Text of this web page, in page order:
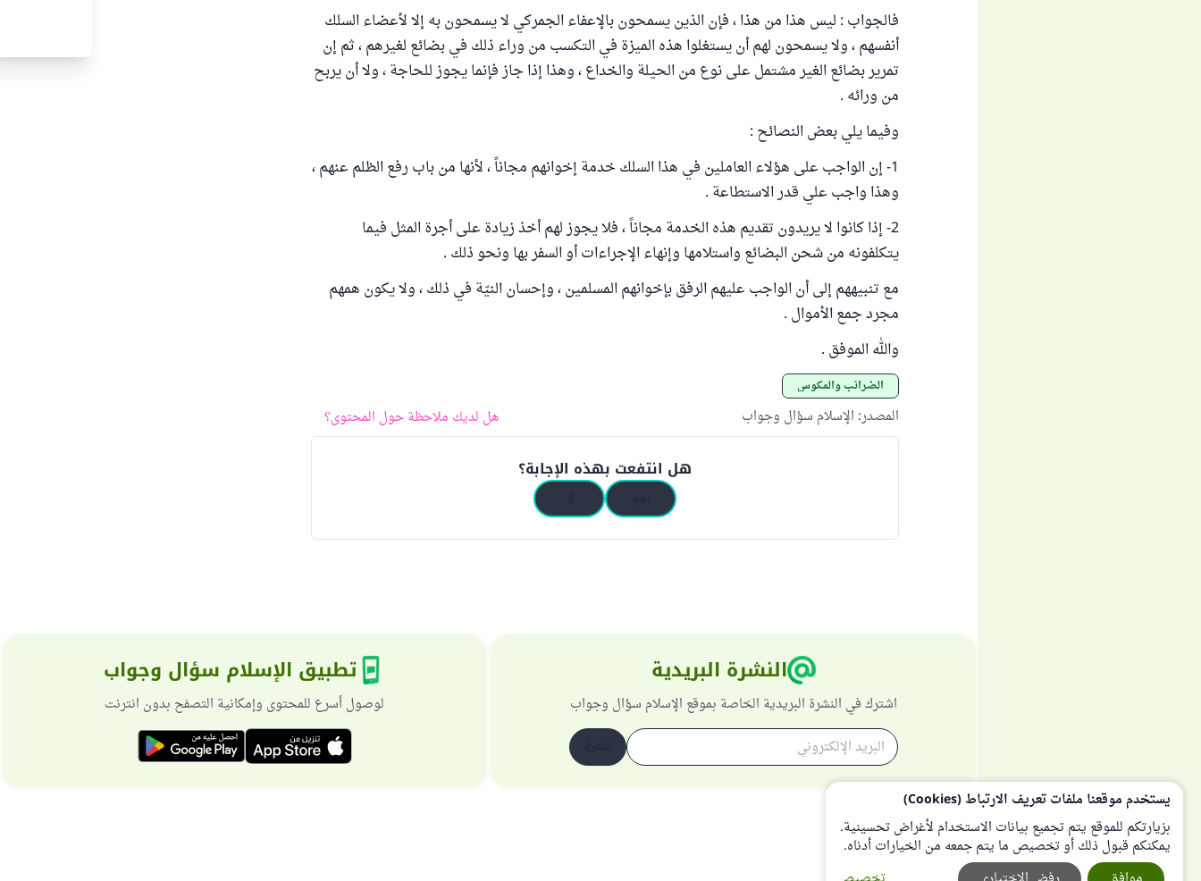
فالجواب : ليس هذا من هذا ، فإن الذين يسمحون بالإعفاء الجمركي لا يسمحون به إلا لأعضاء السلك
أنفسهم ، ولا يسمحون لهم أن يستغلوا هذه الميزة في التكسب من وراء ذلك في بضائع لغيرهم ، ثم إن
تمرير بضائع الغير مشتمل على نوع من الحيلة والخداع ، وهذا إذا جاز فإنما يجوز للحاجة ، ولا أن يربح
من ورائه .
وفيما يلي بعض النصائح :
1- إن الواجب على هؤلاء العاملين في هذا السلك خدمة إخوانهم مجاناً ، لأنها من باب رفع الظلم عنهم ،
وهذا واجب علي قدر الاستطاعة .
2- إذا كانوا لا يريدون تقديم هذه الخدمة مجاناً ، فلا يجوز لهم أخذ زيادة على أجرة المثل فيما
يتكلفونه من شحن البضائع واستلامها وإنهاء الإجراءات أو السفر بها ونحو ذلك .
مع تنبيههم إلى أن الواجب عليهم الرفق بإخوانهم المسلمين ، وإحسان النيّة في ذلك ، ولا يكون همهم
مجرد جمع الأموال .
والله الموفق .
الضرائب والمكوس
المصدر: الإسلام سؤال وجواب هل لديك ملاحظة حول المحتوى؟
هل انتفعت بهذه الإجابة؟
النشرة البريدية
اشترك في النشرة البريدية الخاصة بموقع الإسلام سؤال وجواب
تطبيق الإسلام سؤال وجواب
لوصول أسرع للمحتوى وإمكانية التصفح بدون انترنت
يستخدم موقعنا ملفات تعريف الارتباط (Cookies)
بزيارتكم للموقع يتم تجميع بيانات الاستخدام لأغراض تحسينية.
يمكنكم قبول ذلك أو تخصيص ما يتم جمعه من الخيارات أدناه.